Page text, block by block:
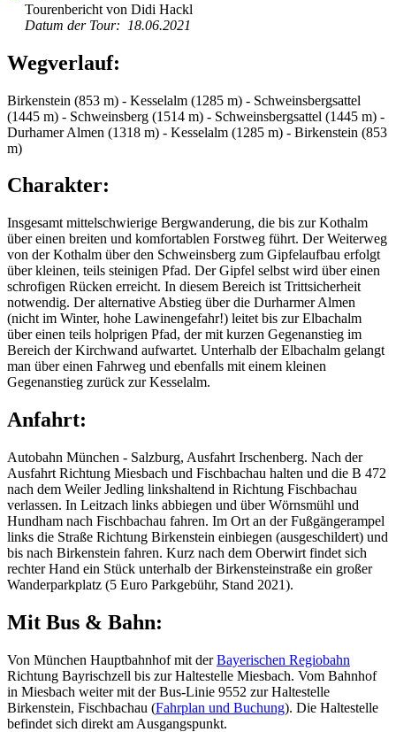
Tourenbericht von Didi Hackl
Datum der Tour: 18.06.2021
Wegverlauf:
Birkenstein (853 m) - Kesselalm (1285 m) - Schweinsbergsattel
(1445 m) - Schweinsberg (1514 m) - Schweinsbergsattel (1445 m) -
Durhamer Almen (1318 m) - Kesselalm (1285 m) - Birkenstein (853
m)
Charakter:
Insgesamt mittelschwierige Bergwanderung, die bis zur Kothalm
über einen breiten und komfortablen Forstweg führt. Der Weiterweg
von der Kothalm über den Schweinsberg zum Gipfelaufbau erfolgt
über kleinen, teils steinigen Pfad. Der Gipfel selbst wird über einen
schrofigen Rücken erreicht. In diesem Bereich ist Trittsicherheit
notwendig. Der alternative Abstieg über die Durharmer Almen
(nicht im Winter, hohe Lawinengefahr!) leitet bis zur Elbachalm
über einen teils holprigen Pfad, der mit kurzen Gegenanstieg im
Bereich der Kirchwand aufwartet. Unterhalb der Elbachalm gelangt
man über einen Fahrweg und ebenfalls mit einem kleinen
Gegenanstieg zurück zur Kesselalm.
Anfahrt:
Autobahn München - Salzburg, Ausfahrt Irschenberg. Nach der
Ausfahrt Richtung Miesbach und Fischbachau halten und die B 472
nach dem Weiler Jedling linkshaltend in Richtung Fischbachau
verlassen. In Leitzach links abbiegen und über Wörnsmühl und
Hundham nach Fischbachau fahren. Im Ort an der Fußgängerampel
links die Straße Richtung Birkenstein einbiegen (ausgeschildert) und
bis nach Birkenstein fahren. Kurz nach dem Oberwirt findet sich
rechter Hand ein Stück unterhalb der Birkensteinstraße ein großer
Wanderparkplatz (5 Euro Parkgebühr, Stand 2021).
Mit Bus & Bahn:
Von München Hauptbahnhof mit derBayerischen Regiobahn
Richtung Bayrischzell bis zur Haltestelle Miesbach. Vom Bahnhof
in Miesbach weiter mit der Bus-Linie 9552 zur Haltestelle
Birkenstein, Fischbachau (Fahrplan und Buchung). Die Haltestelle
befindet sich direkt am Ausgangspunkt.